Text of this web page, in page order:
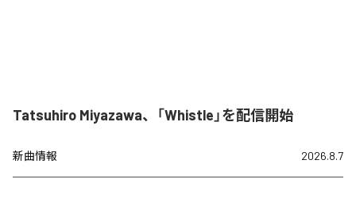
Tatsuhiro Miyazawa、「Whistle」を配信開始
新曲情報 2026.8.7